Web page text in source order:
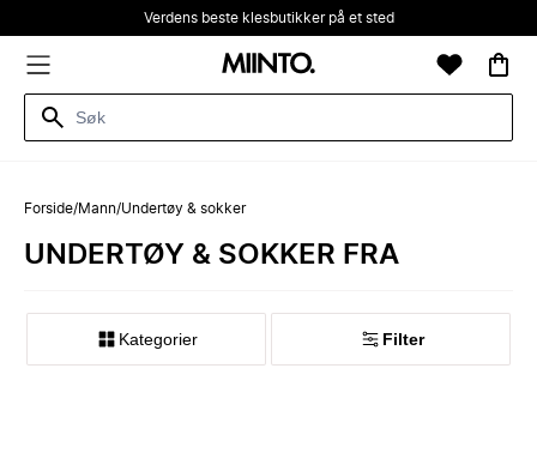
Verdens beste klesbutikker på et sted
Forside/Mann/Undertøy & sokker
UNDERTØY & SOKKER FRA
Kategorier Filter